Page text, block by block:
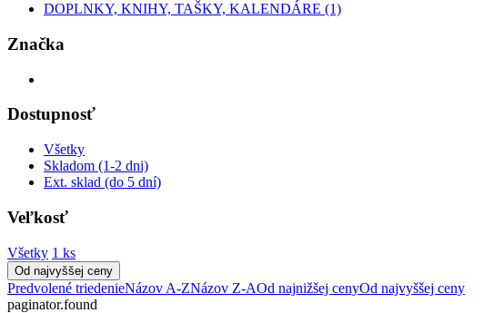
DOPLNKY, KNIHY, TAŠKY, KALENDÁRE (1)
Značka
Dostupnosť
Všetky
Skladom (1-2 dni)
Ext. sklad (do 5 dní)
Veľkosť
Všetky 1 ks
Od najvyššej ceny
Predvolené triedenieNázov A-ZNázov Z-AOd najnižšej cenyOd najvyššej ceny
paginator.found